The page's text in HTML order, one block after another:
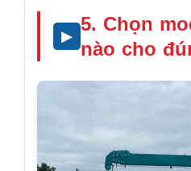
5. Chọn
nào cho